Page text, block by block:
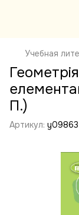
Учебная
П.)
Артикул: y09863